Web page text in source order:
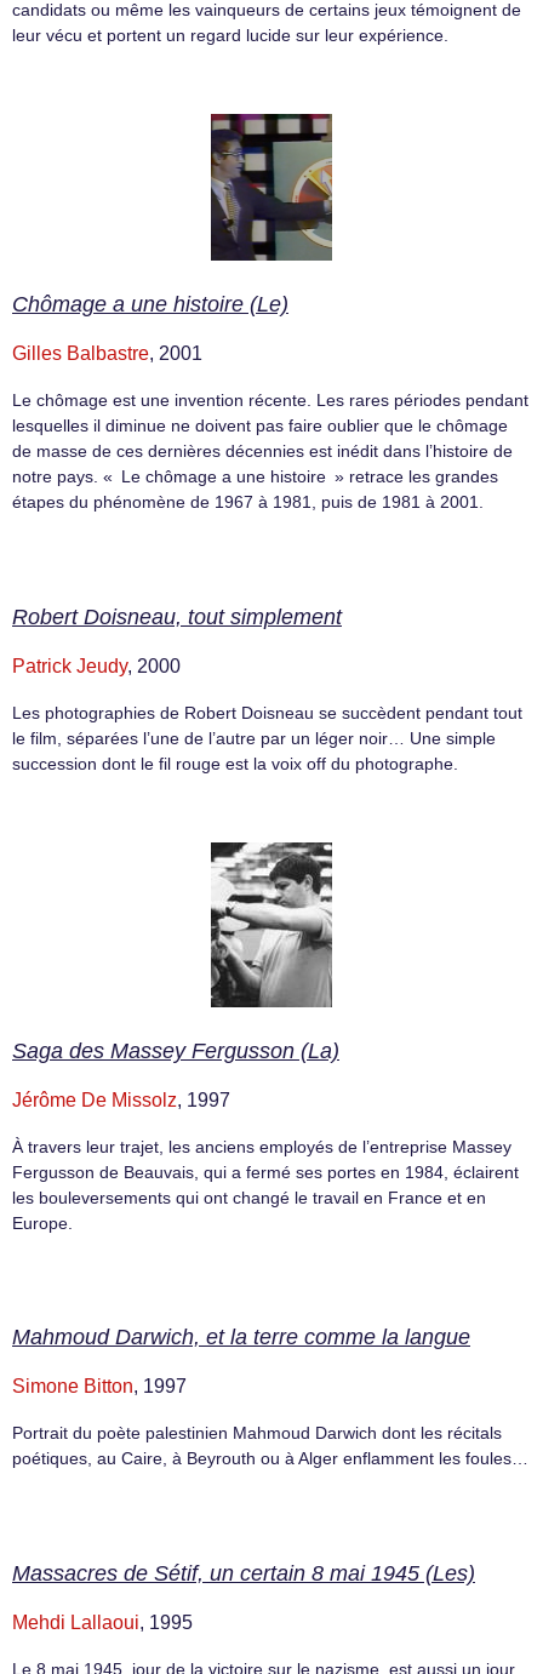
candidats ou même les vainqueurs de certains jeux témoignent de
leur vécu et portent un regard lucide sur leur expérience.
Chômage a une histoire (Le)
Gilles Balbastre, 2001
Le chômage est une invention récente. Les rares périodes pendant
lesquelles il diminue ne doivent pas faire oublier que le chômage
de masse de ces dernières décennies est inédit dans l’histoire de
notre pays. « Le chômage a une histoire » retrace les grandes
étapes du phénomène de 1967 à 1981, puis de 1981 à 2001.
Robert Doisneau, tout simplement
Patrick Jeudy, 2000
Les photographies de Robert Doisneau se succèdent pendant tout
le film, séparées l’une de l’autre par un léger noir… Une simple
succession dont le fil rouge est la voix off du photographe.
Saga des Massey Fergusson (La)
Jérôme De Missolz, 1997
À travers leur trajet, les anciens employés de l’entreprise Massey
Fergusson de Beauvais, qui a fermé ses portes en 1984, éclairent
les bouleversements qui ont changé le travail en France et en
Europe.
Mahmoud Darwich, et la terre comme la langue
Simone Bitton, 1997
Portrait du poète palestinien Mahmoud Darwich dont les récitals
poétiques, au Caire, à Beyrouth ou à Alger enflamment les foules…
Massacres de Sétif, un certain 8 mai 1945 (Les)
Mehdi Lallaoui, 1995
Le 8 mai 1945, jour de la victoire sur le nazisme, est aussi un jour